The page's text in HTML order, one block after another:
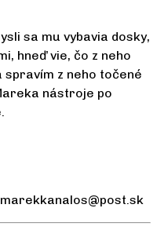
sa mu vybavia dosky,
hneď vie, čo z neho
z neho točené
nástroje po